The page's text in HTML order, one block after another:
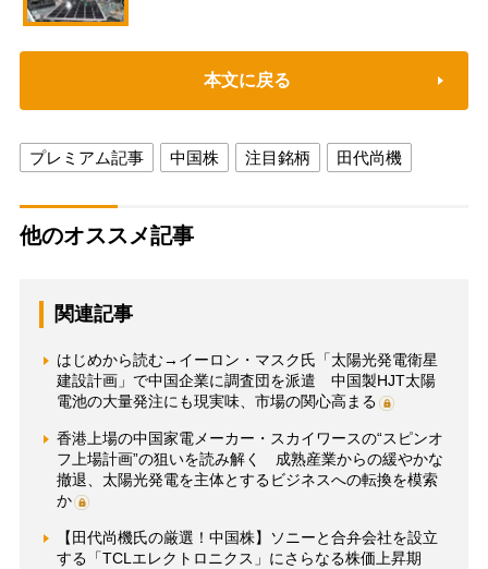
本文に戻る
プレミアム記事 中国株 注目銘柄 田代尚機
他のオススメ記事
関連記事
はじめから読む→イーロン・マスク氏「太陽光発電衛星
建設計画」で中国企業に調査団を派遣 中国製HJT太陽
電池の大量発注にも現実味、市場の関心高まる
香港上場の中国家電メーカー・スカイワースの“スピンオ
フ上場計画”の狙いを読み解く 成熟産業からの緩やかな
撤退、太陽光発電を主体とするビジネスへの転換を模索
か
【田代尚機氏の厳選！中国株】ソニーと合弁会社を設立
する「TCLエレクトロニクス」にさらなる株価上昇期